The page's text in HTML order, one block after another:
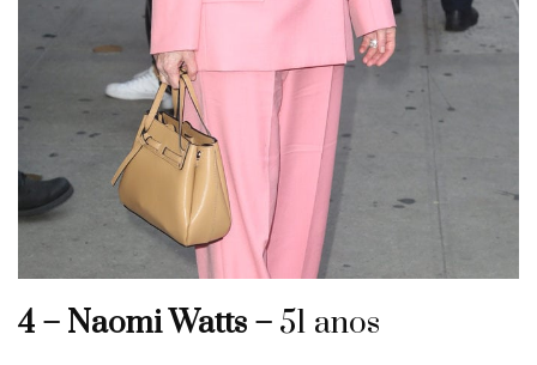
4 – Naomi Watts – 51 anos